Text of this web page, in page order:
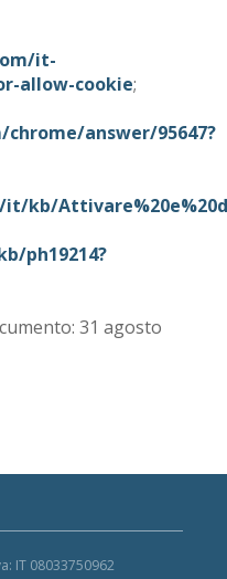
it-
allow-cookie;
answer/95647?
kb/
ph19214?
31 agosto
IT 08033750962